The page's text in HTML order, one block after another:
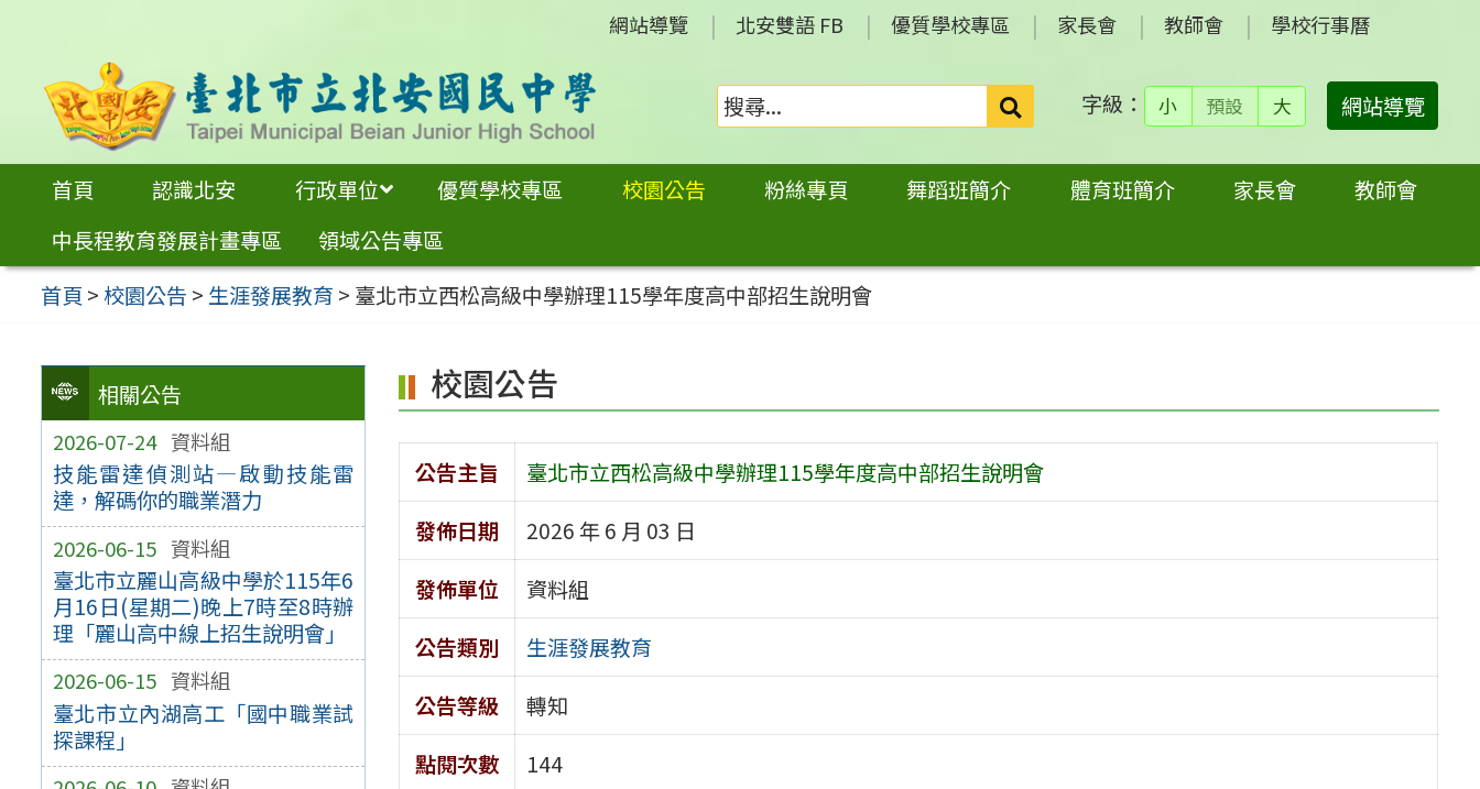
內
網站導覽 北安雙語 FB 優質學校專區 家長會 教師會 學校行事曆
搜
尋：
字級： 小 預設 大 網站導覽
首頁 認識北安 行政單位 優質學校專區 校園公告 粉絲專頁 舞蹈班簡介 體育班簡介 家長會
教師會
中長程教育發展計畫專區
領域公告專區
首頁 >校園公告 > 生涯發展教育 > 臺北市立西松高級中學辦理115學年度高中部招生說明會
相關公告
2026-07-24 資料組
技能雷達偵測站—啟動技能雷
達，解碼你的職業潛力
2026-06-15 資料組
臺北市立麗山高級中學於115年6
月16日(星期二)晚上7時至8時辦
理「麗山高中線上招生說明會」
2026-06-15 資料組
臺北市立內湖高工「國中職業試
探課程」
校園公告
公告主旨
臺北市立西松高級中學辦理115學年度高中部招生說明會
發佈日期
2026 年 6 月 03 日
發佈單位
資料組
公告類別
生涯發展教育
公告等級
轉知
點閱次數
144